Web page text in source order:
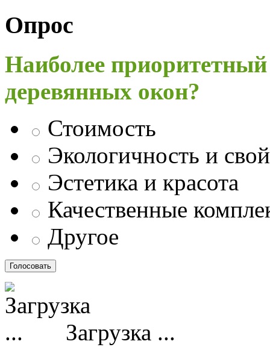
Опрос
Наиболее
деревянных окон?
Стоимость
Экологичность и
Эстетика и красота
Качественные
Другое
Загрузка ...